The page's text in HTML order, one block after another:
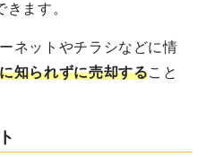
きます。
ネットやチラシなどに情
知られずに売却すること